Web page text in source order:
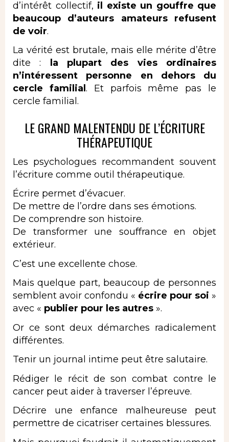
d’intérêt collectif, il existe un gouffre que
beaucoup d’auteurs amateurs refusent
de voir.
La vérité est brutale, mais elle mérite d’être
dite :
la plupart des vies ordinaires
n’intéressent personne en dehors du
cercle familial . Et parfois même pas le
cercle familial.
LE GRAND MALENTENDU DE L’ÉCRITURE
THÉRAPEUTIQUE
Les psychologues recommandent souvent
l’écriture comme outil thérapeutique.
Écrire permet d’évacuer.
De mettre de l’ordre dans ses émotions.
De comprendre son histoire.
De transformer une souffrance en objet
extérieur.
C’est une excellente chose.
Mais quelque part, beaucoup de personnes
semblent avoir confondu « écrire pour soi »
avec « publier pour les autres ».
Or ce sont deux démarches radicalement
différentes.
Tenir un journal intime peut être salutaire.
Rédiger le récit de son combat contre le
cancer peut aider à traverser l’épreuve.
Décrire une enfance malheureuse peut
permettre de cicatriser certaines blessures.